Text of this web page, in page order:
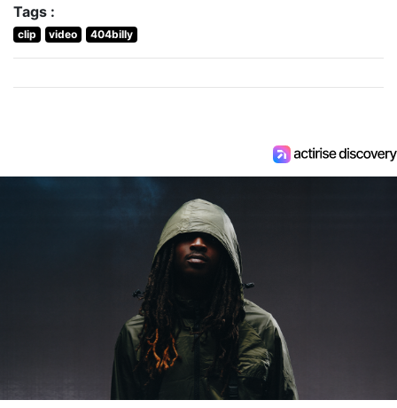
Tags :
clip video 404billy